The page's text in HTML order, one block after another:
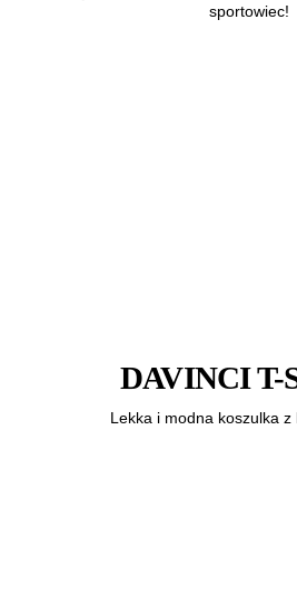
sportowiec!
DAVINCI T-
Lekka i modna koszulka z